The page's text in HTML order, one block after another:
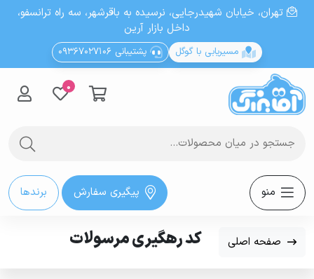
تهران، خيابان شهيدرجايى، نرسیده به باقرشهر، سه راه ترانسفو،
داخل بازار آرین
مسیریابی با گوگل پشتیبانی 09367027106
0
منو پیگیری سفارش برندها
صفحه اصلی کد رهگیری مرسولات